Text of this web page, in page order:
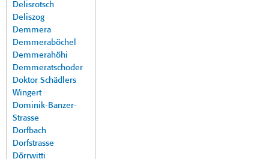
Delisrotsch
Deliszog
Demmera
Demmeraböchel
Demmerahöhi
Demmeratschoder
Doktor Schädlers
Wingert
Dominik-Banzer-
Strasse
Dorfbach
Dorfstrasse
Dörrwitti